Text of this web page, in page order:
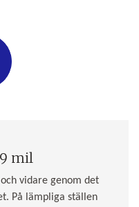
mil
vidare genom det
På lämpliga ställen